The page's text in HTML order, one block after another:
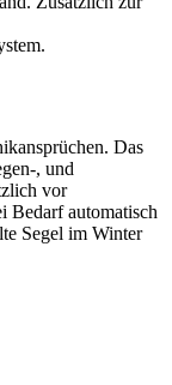
Das
, und
vor
Bedarf automatisch
Segel im Winter